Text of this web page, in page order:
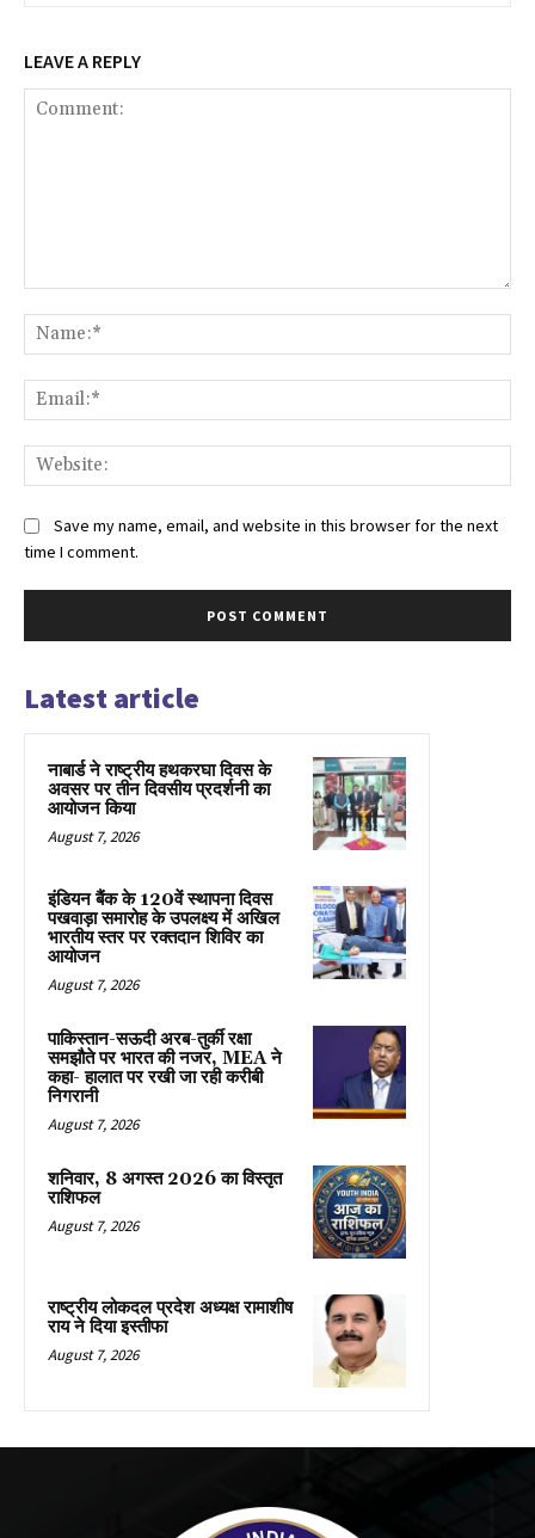
LEAVE A REPLY
Save my name, email, and website in this browser for the next
time I comment.
Latest article
नाबार्ड ने राष्ट्रीय हथकरघा दिवस के
अवसर पर तीन दिवसीय प्रदर्शनी का
आयोजन किया
August 7, 2026
इंडियन बैंक के 120वें स्थापना दिवस
पखवाड़ा समारोह के उपलक्ष्य में अखिल
भारतीय स्तर पर रक्तदान शिविर का
आयोजन
August 7, 2026
पाकिस्तान-सऊदी अरब-तुर्की रक्षा
समझौते पर भारत की नजर, MEA ने
कहा- हालात पर रखी जा रही करीबी
निगरानी
August 7, 2026
शनिवार, 8 अगस्त 2026 का विस्तृत
राशिफल
August 7, 2026
राष्ट्रीय लोकदल प्रदेश अध्यक्ष रामाशीष
राय ने दिया इस्तीफा
August 7, 2026